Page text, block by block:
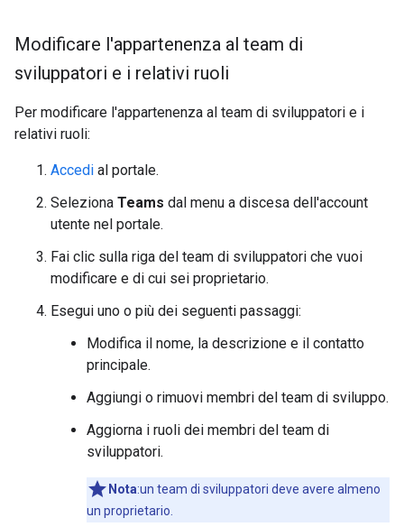
Modificare l'appartenenza al team di
sviluppatori e i relativi ruoli
Per modificare l'appartenenza al team di sviluppatori e i
relativi ruoli:
Accedi al portale.
Seleziona Teams dal menu a discesa dell'account
utente nel portale.
Fai clic sulla riga del team di sviluppatori che vuoi
modificare e di cui sei proprietario.
Esegui uno o più dei seguenti passaggi:
Modifica il nome, la descrizione e il contatto
principale.
Aggiungi o rimuovi membri del team di sviluppo.
Aggiorna i ruoli dei membri del team di
sviluppatori.
Nota:un team di sviluppatori deve avere almeno
un proprietario.